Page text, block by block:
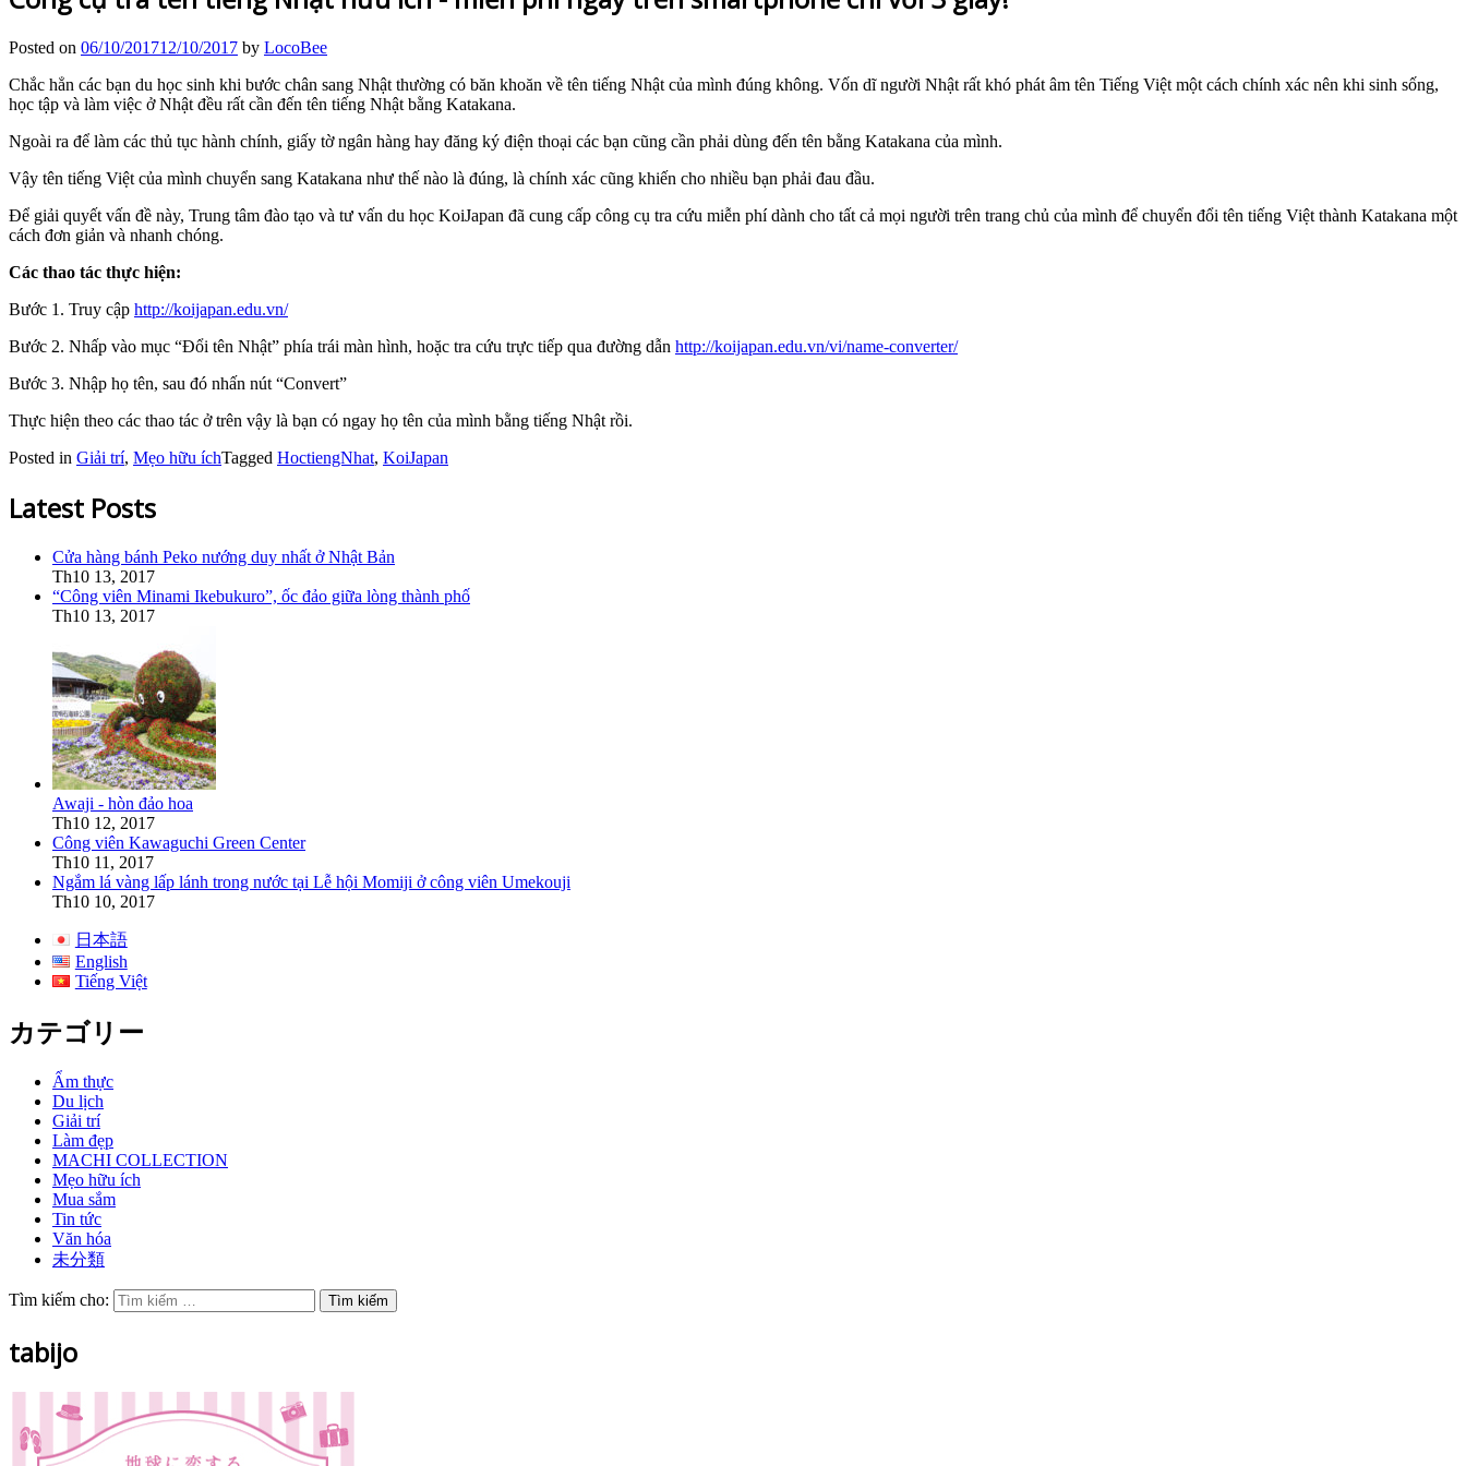
Posted on 06/10/201712/10/2017 by LocoBee
Chắc hẳn các bạn du học sinh khi bước chân sang Nhật thường có băn khoăn về tên tiếng Nhật của mình đúng không. Vốn dĩ người Nhật rất khó phát âm tên Tiếng Việt một cách chính xác nên khi sinh sống,
học tập và làm việc ở Nhật đều rất cần đến tên tiếng Nhật bằng Katakana.
Ngoài ra để làm các thủ tục hành chính, giấy tờ ngân hàng hay đăng ký điện thoại các bạn cũng cần phải dùng đến tên bằng Katakana của mình.
Vậy tên tiếng Việt của mình chuyển sang Katakana như thế nào là đúng, là chính xác cũng khiến cho nhiều bạn phải đau đầu.
Để giải quyết vấn đề này, Trung tâm đào tạo và tư vấn du học KoiJapan đã cung cấp công cụ tra cứu miễn phí dành cho tất cả mọi người trên trang chủ của mình để chuyển đổi tên tiếng Việt thành Katakana một
cách đơn giản và nhanh chóng.
Các thao tác thực hiện:
Bước 1. Truy cập http://koijapan.edu.vn/
Bước 2. Nhấp vào mục “Đổi tên Nhật” phía trái màn hình, hoặc tra cứu trực tiếp qua đường dẫn http://koijapan.edu.vn/vi/name-converter/
Bước 3. Nhập họ tên, sau đó nhấn nút “Convert”
Thực hiện theo các thao tác ở trên vậy là bạn có ngay họ tên của mình bằng tiếng Nhật rồi.
Posted in Giải trí, Mẹo hữu íchTagged HoctiengNhat, KoiJapan
Latest Posts
Cửa hàng bánh Peko nướng duy nhất ở Nhật Bản
Th10 13, 2017
“Công viên Minami Ikebukuro”, ốc đảo giữa lòng thành phố
Th10 13, 2017
Awaji - hòn đảo hoa
Th10 12, 2017
Công viên Kawaguchi Green Center
Th10 11, 2017
Ngắm lá vàng lấp lánh trong nước tại Lễ hội Momiji ở công viên Umekouji
Th10 10, 2017
日本語
English
Tiếng Việt
カテゴリー
Ẩm thực
Du lịch
Giải trí
Làm đẹp
MACHI COLLECTION
Mẹo hữu ích
Mua sắm
Tin tức
Văn hóa
未分類
Tìm kiếm cho:
tabijo